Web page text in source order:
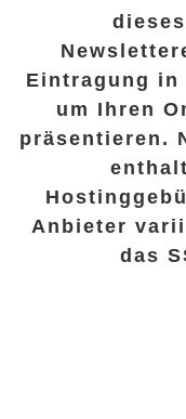
Eintragung in
um Ihren
präsentieren.
Anbieter
das